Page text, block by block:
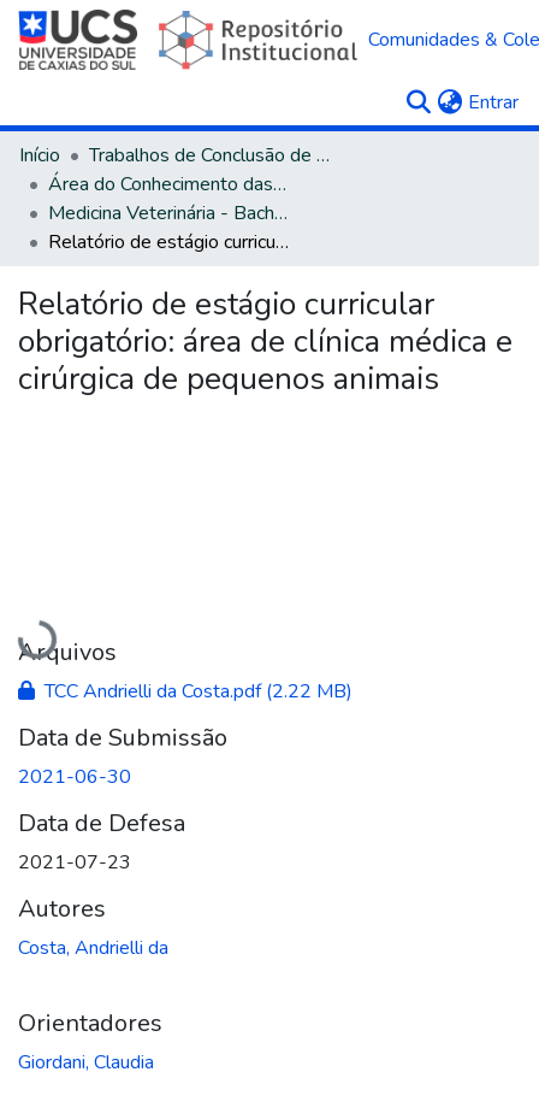
Comunidades &
Entrar
Início
Trabalhos de Conclusão de Curso
Área do Conhecimento das Ciências Agrárias
Medicina Veterinária - Bacharelado
Relatório de estágio curricular obrigatório: área de clínica médica e cirúrgica de pequenos animais
Relatório de estágio curricular
obrigatório: área de clínica médica e
cirúrgica de pequenos animais
Carregando...
Arquivos
TCC Andrielli da Costa.pdf(2.22 MB)
Data de Submissão
2021-06-30
Data de Defesa
2021-07-23
Autores
Costa, Andrielli da
Orientadores
Giordani, Claudia